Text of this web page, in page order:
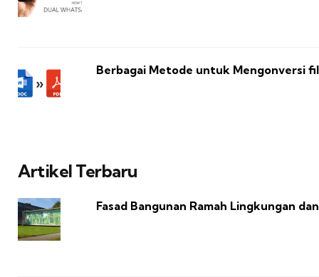
Berbagai Metode untuk Mengonversi
Artikel Terbaru
Fasad Bangunan Ramah Lingkungan